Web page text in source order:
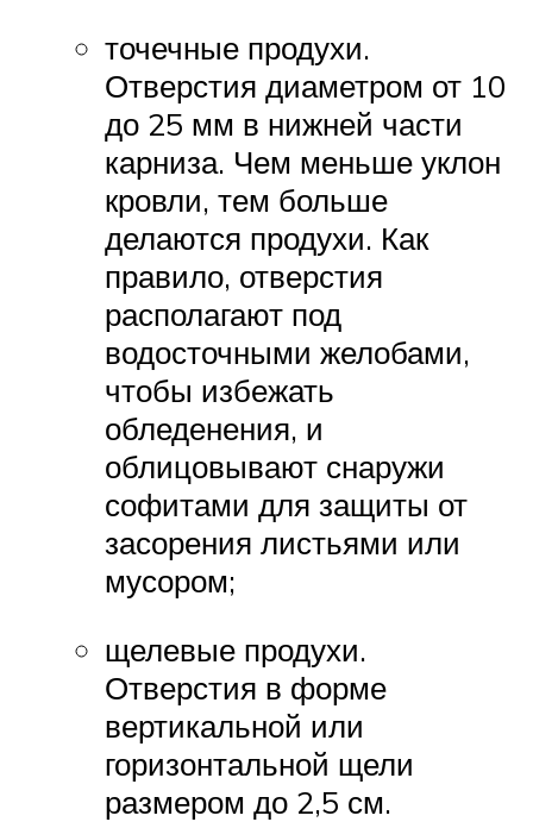
точечные продухи.
Отверстия диаметром от 10
до 25 мм в нижней части
карниза. Чем меньше уклон
кровли, тем больше
делаются продухи. Как
правило, отверстия
располагают под
водосточными желобами,
чтобы избежать
обледенения, и
облицовывают снаружи
софитами для защиты от
засорения листьями или
мусором;
щелевые продухи.
Отверстия в форме
вертикальной или
горизонтальной щели
размером до 2,5 см.